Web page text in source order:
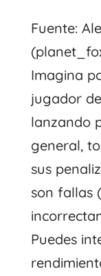
Fuente:
Imagina
jugador
lanzando
general,
sus
son fallas
Puedes